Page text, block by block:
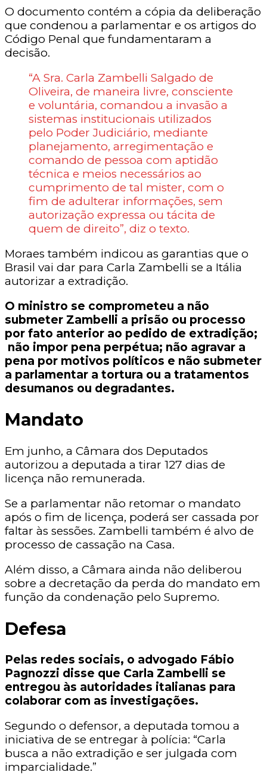
O documento contém a cópia da deliberação
que condenou a parlamentar e os artigos do
Código Penal que fundamentaram a
decisão.
“A Sra. Carla Zambelli Salgado de
Oliveira, de maneira livre, consciente
e voluntária, comandou a invasão a
sistemas institucionais utilizados
pelo Poder Judiciário, mediante
planejamento, arregimentação e
comando de pessoa com aptidão
técnica e meios necessários ao
cumprimento de tal mister, com o
fim de adulterar informações, sem
autorização expressa ou tácita de
quem de direito”, diz o texto.
Moraes também indicou as garantias que o
Brasil vai dar para Carla Zambelli se a Itália
autorizar a extradição.
O ministro se comprometeu a não
submeter Zambelli a prisão ou processo
por fato anterior ao pedido de extradição;
não impor pena perpétua; não agravar a
pena por motivos políticos e não submeter
a parlamentar a tortura ou a tratamentos
desumanos ou degradantes.
Mandato
Em junho, a Câmara dos Deputados
autorizou a deputada a tirar 127 dias de
licença não remunerada.
Se a parlamentar não retomar o mandato
após o fim de licença, poderá ser cassada por
faltar às sessões. Zambelli também é alvo de
processo de cassação na Casa.
Além disso, a Câmara ainda não deliberou
sobre a decretação da perda do mandato em
função da condenação pelo Supremo.
Defesa
Pelas redes sociais, o advogado Fábio
Pagnozzi disse que Carla Zambelli se
entregou às autoridades italianas para
colaborar com as investigações.
Segundo o defensor, a deputada tomou a
iniciativa de se entregar à polícia: “Carla
busca a não extradição e ser julgada com
imparcialidade.”